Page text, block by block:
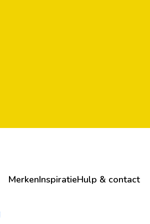
MerkenInspiratieHulp & contact